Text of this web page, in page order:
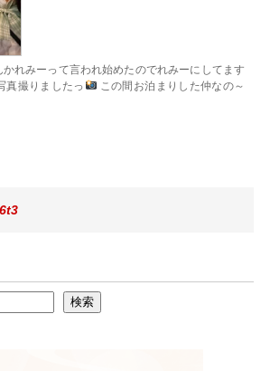
れみーって言われ始めたのでれみーにしてます
真撮りましたっ
この間お泊まりした仲なの～
検索